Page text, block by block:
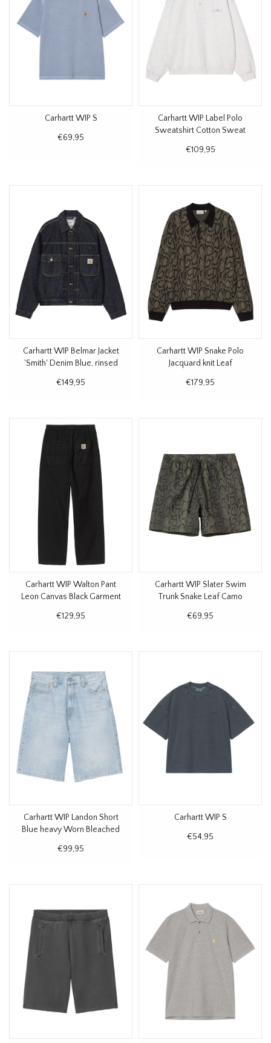
Carhartt WIP S
€69,95
Carhartt WIP Label Polo
Sweatshirt Cotton Sweat
€109,95
Carhartt WIP Belmar Jacket
'Smith' Denim Blue, rinsed
€149,95
Carhartt WIP Snake Polo
Jacquard knit Leaf
€179,95
Carhartt WIP Walton Pant
Leon Canvas Black Garment
€129,95
Carhartt WIP Slater Swim
Trunk Snake Leaf Camo
€69,95
Carhartt WIP Landon Short
Blue heavy Worn Bleached
€99,95
Carhartt WIP S
€54,95